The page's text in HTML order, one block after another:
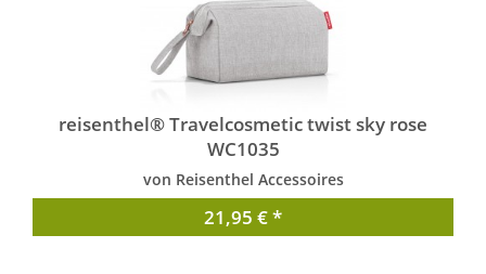
reisenthel® Travelcosmetic twist sky rose
WC1035
von Reisenthel Accessoires
21,95 € *